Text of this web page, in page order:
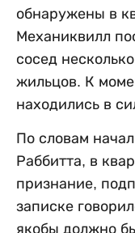
обнаружены в
Механиквилл
сосед
жильцов. К
находились в
По словам
Раббитта, в
признание,
записке
якобы должно